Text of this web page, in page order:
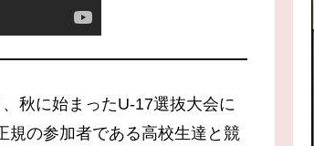
秋に始まったU-17選抜大会に
規の参加者である高校生達と競